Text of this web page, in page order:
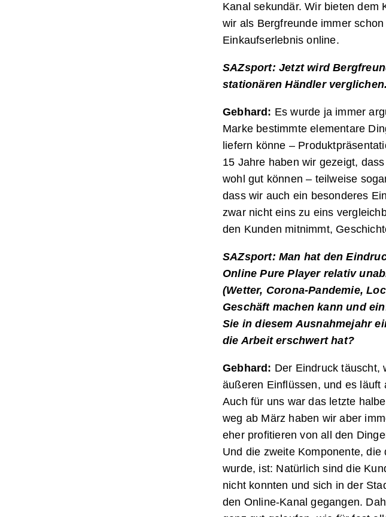
Kanal sekundär. Wir bieten dem
wir als Bergfreunde immer
Einkaufserlebnis online.
SAZsport: Jetzt wird
stationären Händler verglichen.
Gebhard: Es wurde ja immer
Marke bestimmte elementare
liefern könne –
15 Jahre haben wir gezeigt,
wohl gut können – teilweise
dass wir auch ein besonderes
zwar nicht eins zu eins
den Kunden mitnimmt,
SAZsport: Man hat den
Online Pure Player relativ
(Wetter, Corona-Pandemie,
Geschäft machen kann und
Sie in diesem Ausnahmejahr
die Arbeit erschwert hat?
Gebhard: Der Eindruck täuscht,
äußeren Einflüssen, und es läuft
Auch für uns war das letzte
weg ab März haben wir aber
eher profitieren von all den
Und die zweite Komponente,
wurde, ist: Natürlich sind die
nicht konnten und sich in der
den Online-Kanal gegangen.